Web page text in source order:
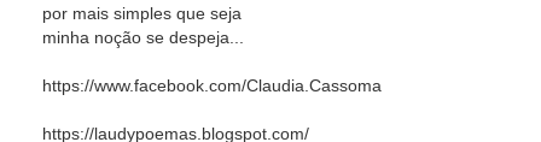
por mais simples que seja
minha noção se despeja...
https://www.facebook.com/Claudia.Cassoma
https://laudypoemas.blogspot.com/